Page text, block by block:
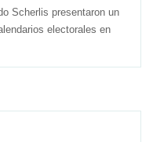
Scherlis presentaron un
electorales en